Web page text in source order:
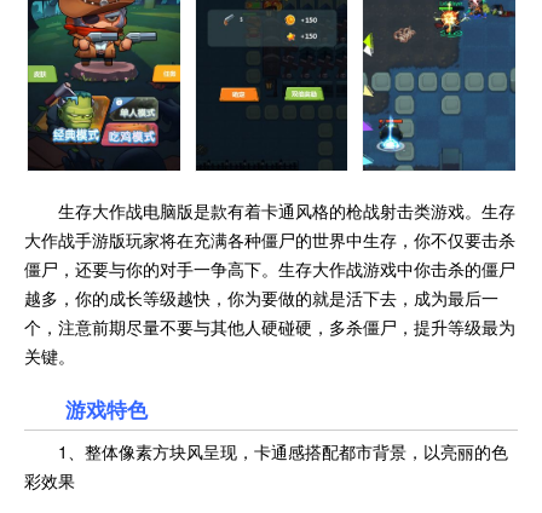
生存大作战电脑版是款有着卡通风格的枪战射击类游戏。生存
大作战手游版玩家将在充满各种僵尸的世界中生存，你不仅要击杀
僵尸，还要与你的对手一争高下。生存大作战游戏中你击杀的僵尸
越多，你的成长等级越快，你为要做的就是活下去，成为最后一
个，注意前期尽量不要与其他人硬碰硬，多杀僵尸，提升等级最为
关键。
游戏特色
1、整体像素方块风呈现，卡通感搭配都市背景，以亮丽的色
彩效果